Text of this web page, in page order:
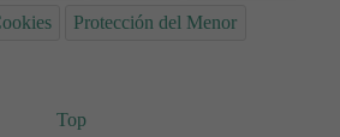
Protección del Menor
Top